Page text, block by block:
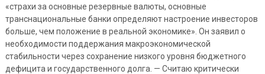
«страхи за основные резервные валюты, основные
транснациональные банки определяют настроение инвесторов
больше, чем положение в реальной экономике». Он заявил о
необходимости поддержания макроэкономической
стабильности через сохранение низкого уровня бюджетного
дефицита и государственного долга. — Считаю критически